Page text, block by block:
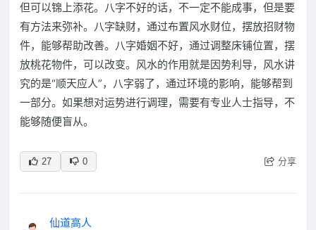
但可以锦上添花。八字不好的话，不一定不能成事，但是要
有方法来弥补。八字缺财，通过布置风水财位，摆放招财物
件，能够帮助改善。八字婚姻不好，通过调整床铺位置，摆
放桃花物件，可以改变。风水的作用就是因势利导，风水讲
究的是“顺天应人”，八字弱了，通过环境的影响，能够帮到
一部分。如果想对运势进行调理，需要有专业人士指导，不
能够随便盲从。
27 0 分享
仙道高人